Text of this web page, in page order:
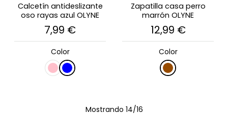
Calcetín antideslizante
oso rayas azul OLYNE
7,99 €
Color
Zapatilla casa perro
marrón OLYNE
12,99 €
Color
Mostrando 14/16